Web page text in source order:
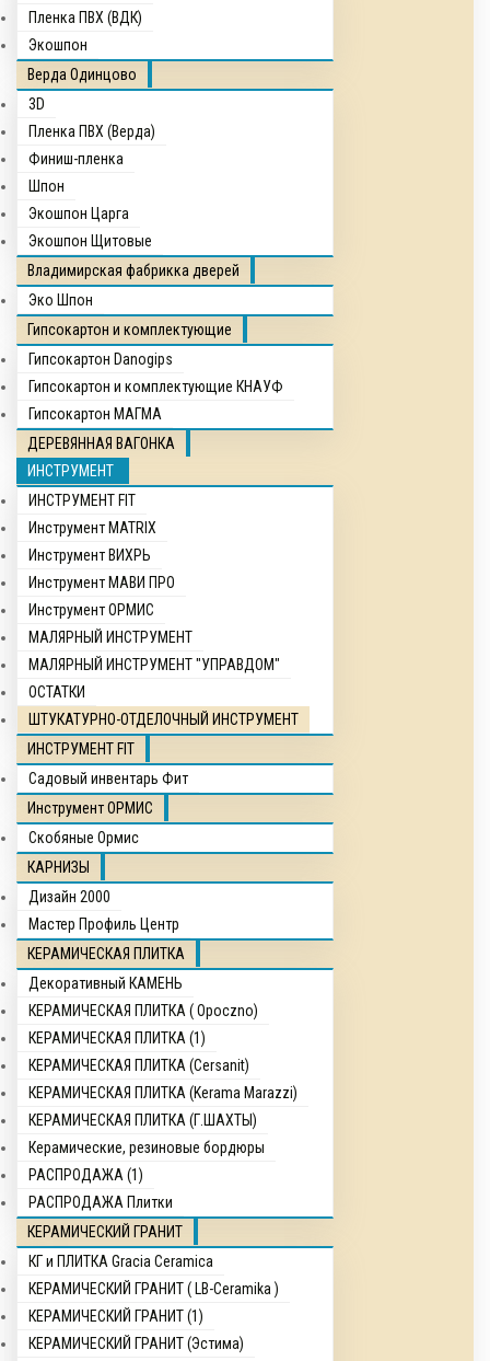
Пленка ПВХ (ВДК)
Экошпон
Верда Одинцово
3D
Пленка ПВХ (Верда)
Финиш-пленка
Шпон
Экошпон Царга
Экошпон Щитовые
Владимирская фабрикка дверей
Эко Шпон
Гипсокартон и комплектующие
Гипсокартон Danogips
Гипсокартон и комплектующие КНАУФ
Гипсокартон МАГМА
ДЕРЕВЯННАЯ ВАГОНКА
ИНСТРУМЕНТ
ИНСТРУМЕНТ FIT
Инструмент MATRIX
Инструмент ВИХРЬ
Инструмент МАВИ ПРО
Инструмент ОРМИС
МАЛЯРНЫЙ ИНСТРУМЕНТ
МАЛЯРНЫЙ ИНСТРУМЕНТ "УПРАВДОМ"
ОСТАТКИ
ШТУКАТУРНО-ОТДЕЛОЧНЫЙ ИНСТРУМЕНТ
ИНСТРУМЕНТ FIT
Садовый инвентарь Фит
Инструмент ОРМИС
Скобяные Ормис
КАРНИЗЫ
Дизайн 2000
Мастер Профиль Центр
КЕРАМИЧЕСКАЯ ПЛИТКА
Декоративный КАМЕНЬ
КЕРАМИЧЕСКАЯ ПЛИТКА ( Opocznо)
КЕРАМИЧЕСКАЯ ПЛИТКА (1)
КЕРАМИЧЕСКАЯ ПЛИТКА (Cersanit)
КЕРАМИЧЕСКАЯ ПЛИТКА (Kerama Marazzi)
КЕРАМИЧЕСКАЯ ПЛИТКА (Г.ШАХТЫ)
Керамические, резиновые бордюры
РАСПРОДАЖА (1)
РАСПРОДАЖА Плитки
КЕРАМИЧЕСКИЙ ГРАНИТ
КГ и ПЛИТКА Gracia Ceramica
КЕРАМИЧЕСКИЙ ГРАНИТ ( LB-Ceramika )
КЕРАМИЧЕСКИЙ ГРАНИТ (1)
КЕРАМИЧЕСКИЙ ГРАНИТ (Эстима)